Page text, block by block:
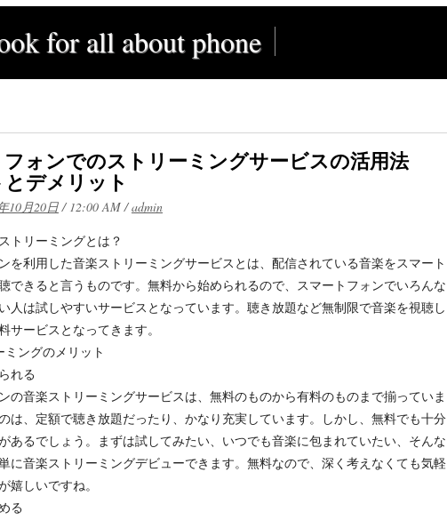
for all about phone
フォンでのストリーミングサービスの活用法
デメリット
10月20日 /12:00 AM/ admin
トリーミングとは？
を利用した音楽ストリーミングサービスとは、配信されている音楽をスマート
できると言うものです。無料から始められるので、スマートフォンでいろんな
人は試しやすいサービスとなっています。聴き放題など無制限で音楽を視聴し
サービスとなってきます。
ミングのメリット
れる
の音楽ストリーミングサービスは、無料のものから有料のものまで揃っていま
は、定額で聴き放題だったり、かなり充実しています。しかし、無料でも十分
あるでしょう。まずは試してみたい、いつでも音楽に包まれていたい、そんな
に音楽ストリーミングデビューできます。無料なので、深く考えなくても気軽
嬉しいですね。
る